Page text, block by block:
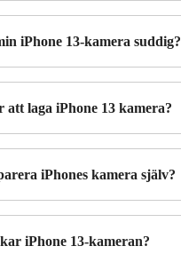
iPhone 13-kamera suddig?
att laga iPhone 13 kamera?
iPhones kamera själv?
iPhone 13-kameran?